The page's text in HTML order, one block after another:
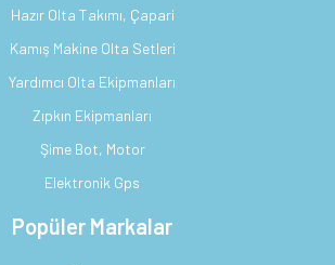
Hazır Olta Takımı, Çapari
Kamış Makine Olta Setleri
Yardımcı Olta Ekipmanları
Zıpkın Ekipmanları
Şime Bot, Motor
Elektronik Gps
Popüler Markalar